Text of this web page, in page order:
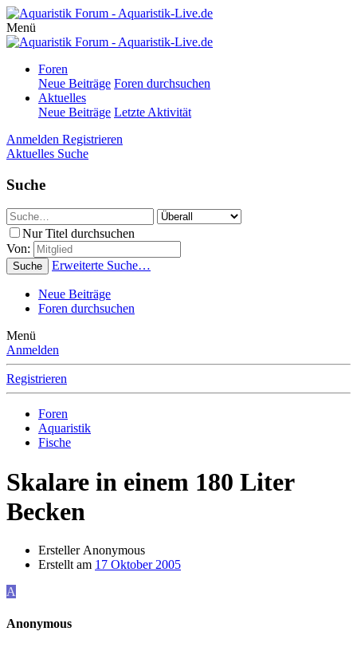
Menü
Foren
Neue Beiträge Foren durchsuchen
Aktuelles
Neue Beiträge Letzte Aktivität
Anmelden Registrieren
Aktuelles Suche
Suche
Nur Titel durchsuchen
Von:
Suche Erweiterte Suche…
Neue Beiträge
Foren durchsuchen
Menü
Anmelden
Registrieren
Foren
Aquaristik
Fische
Skalare in einem 180 Liter
Becken
Ersteller Anonymous
Erstellt am 17 Oktober 2005
A
Anonymous